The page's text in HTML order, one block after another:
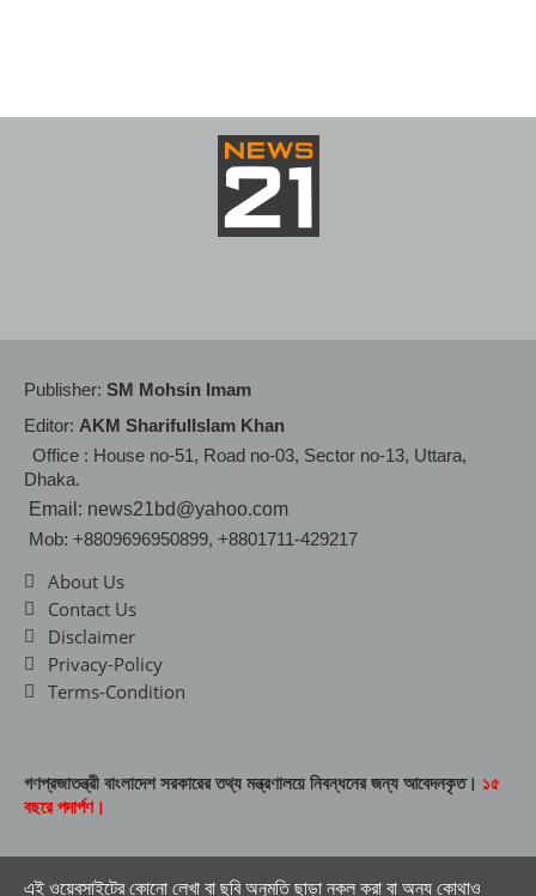
Publisher: SM Mohsin Imam
Editor: AKM SharifulIslam Khan
Office : House no-51, Road no-03, Sector no-13, Uttara,
Dhaka.
Email: news21bd@yahoo.com
Mob: +8809696950899, +8801711-429217
About Us
Contact Us
Disclaimer
Privacy-Policy
Terms-Condition
গণপ্রজাতন্ত্রী বাংলাদেশ সরকারের তথ্য মন্ত্রণালয়ে নিবন্ধনের জন্য আবেদনকৃত। ১৫
বছরে পদার্পণ।
এই ওয়েবসাইটের কোনো লেখা বা ছবি অনুমতি ছাড়া নকল করা বা অন্য কোথাও